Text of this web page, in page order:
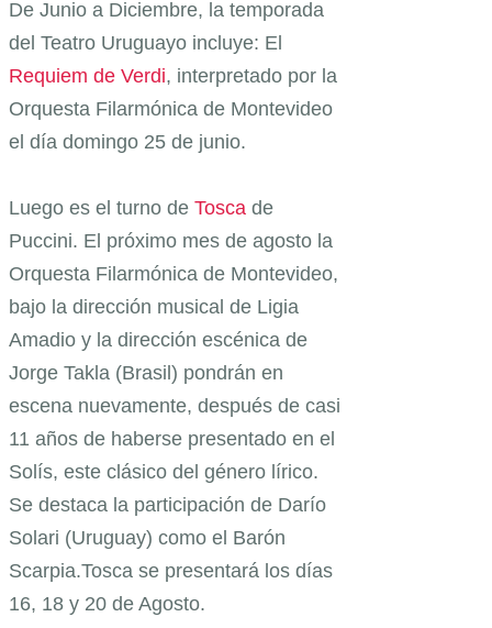
De Junio a Diciembre, la temporada
del Teatro Uruguayo incluye: El
Requiem de Verdi, interpretado por la
Orquesta Filarmónica de Montevideo
el día domingo 25 de junio.
Luego es el turno de Tosca de
Puccini. El próximo mes de agosto la
Orquesta Filarmónica de Montevideo,
bajo la dirección musical de Ligia
Amadio y la dirección escénica de
Jorge Takla (Brasil) pondrán en
escena nuevamente, después de casi
11 años de haberse presentado en el
Solís, este clásico del género lírico.
Se destaca la participación de Darío
Solari (Uruguay) como el Barón
Scarpia.Tosca se presentará los días
16, 18 y 20 de Agosto.